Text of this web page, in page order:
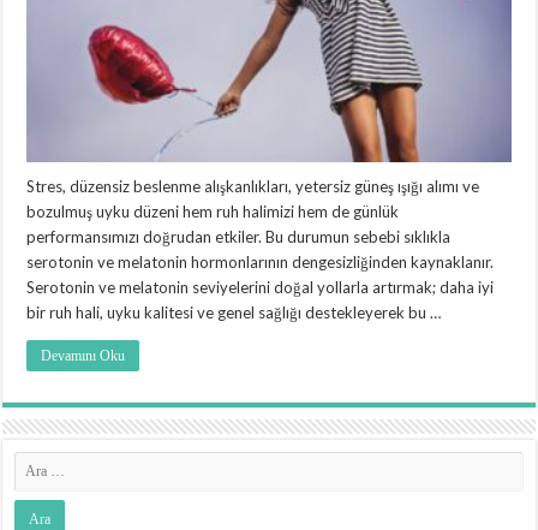
Stres, düzensiz beslenme alışkanlıkları, yetersiz güneş ışığı alımı ve
bozulmuş uyku düzeni hem ruh halimizi hem de günlük
performansımızı doğrudan etkiler. Bu durumun sebebi sıklıkla
serotonin ve melatonin hormonlarının dengesizliğinden kaynaklanır.
Serotonin ve melatonin seviyelerini doğal yollarla artırmak; daha iyi
bir ruh hali, uyku kalitesi ve genel sağlığı destekleyerek bu …
Devamını Oku